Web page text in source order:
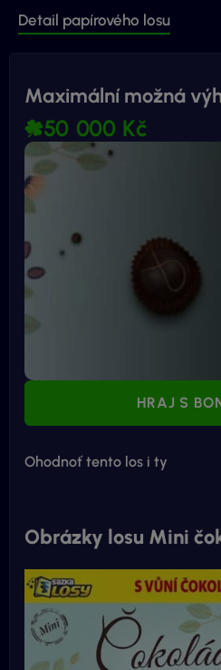
Detail papírového losu
Maximální možná
50 000 Kč
HRAJ S
Ohodnoť tento los i ty
Obrázky losu Mini